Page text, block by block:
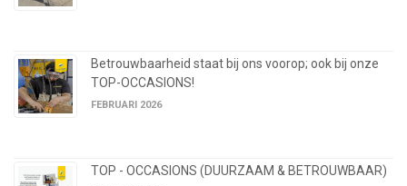
Betrouwbaarheid staat bij ons voorop; ook bij onze
TOP-OCCASIONS!
FEBRUARI 2026
TOP - OCCASIONS (DUURZAAM & BETROUWBAAR)